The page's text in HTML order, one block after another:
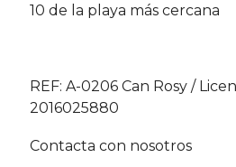
10 de la playa más cercana
REF: A-0206 Can Rosy /
2016025880
Contacta con nosotros